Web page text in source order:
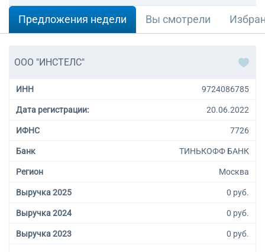
Предложения недели Вы смотрели
ООО "ИНСТЕЛС"
ИНН 9724086785
Дата регистрации: 20.06.2022
ИФНС 7726
Банк ТИНЬКОФФ БАНК
Регион Москва
Выручка 2025 0 руб.
Выручка 2024 0 руб.
Выручка 2023 0 руб.